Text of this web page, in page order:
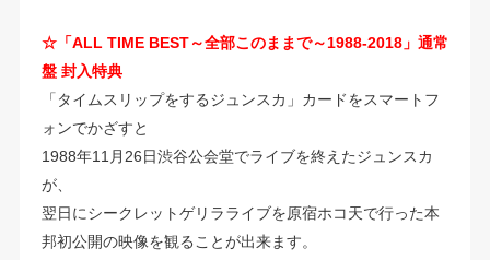
☆「ALL TIME BEST～全部このままで～1988-2018」通常
盤 封入特典
「タイムスリップをするジュンスカ」カードをスマートフ
ォンでかざすと
1988年11月26日渋谷公会堂でライブを終えたジュンスカ
が、
翌日にシークレットゲリラライブを原宿ホコ天で行った本
邦初公開の映像を観ることが出来ます。